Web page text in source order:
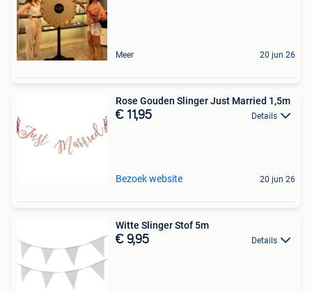
Meer 20 jun 26
Rose Gouden Slinger Just Married 1,5m
€ 11,95 Details
Bezoek website 20 jun 26
Witte Slinger Stof 5m
€ 9,95 Details